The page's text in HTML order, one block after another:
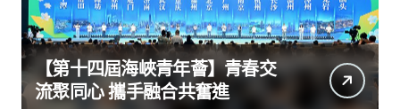
【第十四屆海峽青年薈】青春交
流聚同心 攜手融合共奮進